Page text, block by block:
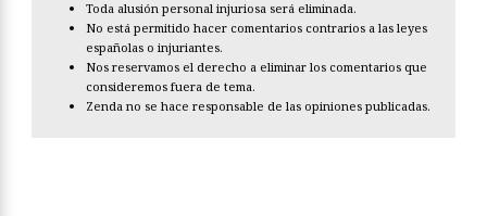
Toda alusión personal injuriosa será eliminada.
No está permitido hacer comentarios contrarios a las leyes
españolas o injuriantes.
Nos reservamos el derecho a eliminar los comentarios que
consideremos fuera de tema.
Zenda no se hace responsable de las opiniones publicadas.